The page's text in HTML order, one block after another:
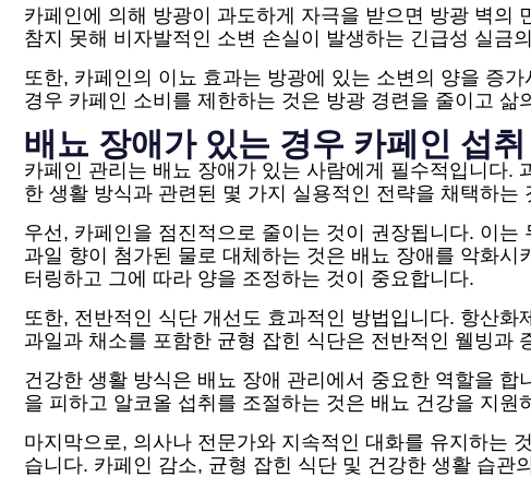
카페인에 의해 방광이 과도하게 자극을 받으면 방광 벽의
참지 못해 비자발적인 소변 손실이 발생하는 긴급성 실금
또한, 카페인의 이뇨 효과는 방광에 있는 소변의 양을 증
경우 카페인 소비를 제한하는 것은 방광 경련을 줄이고
배뇨 장애가 있는 경우 카페인 섭
카페인 관리는 배뇨 장애가 있는 사람에게 필수적입니다.
한 생활 방식과 관련된 몇 가지 실용적인 전략을 채택하는
우선, 카페인을 점진적으로 줄이는 것이 권장됩니다. 이
과일 향이 첨가된 물로 대체하는 것은 배뇨 장애를 악화
터링하고 그에 따라 양을 조정하는 것이 중요합니다.
또한, 전반적인 식단 개선도 효과적인 방법입니다. 항산
과일과 채소를 포함한 균형 잡힌 식단은 전반적인 웰빙과
건강한 생활 방식은 배뇨 장애 관리에서 중요한 역할을
을 피하고 알코올 섭취를 조절하는 것은 배뇨 건강을 지원
마지막으로, 의사나 전문가와 지속적인 대화를 유지하는
습니다. 카페인 감소, 균형 잡힌 식단 및 건강한 생활 습